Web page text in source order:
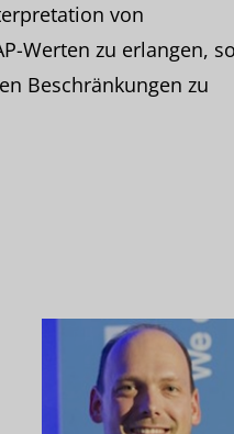
von
Werten zu erlangen,
Beschränkungen zu